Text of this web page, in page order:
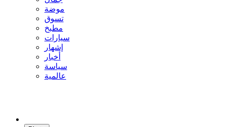
موضة
تسوق
مطبخ
سيارات
إشهار
أخبار
سياسة
عالمية